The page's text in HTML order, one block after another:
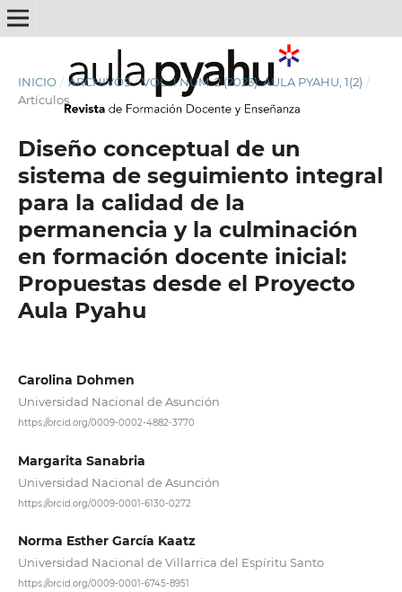
INICIO / ARCHIVOS / VOL. 1 NÚM. 2 (2023): AULA PYAHU, 1(2) /
Artículos
Diseño conceptual de un
sistema de seguimiento integral
para la calidad de la
permanencia y la culminación
en formación docente inicial:
Propuestas desde el Proyecto
Aula Pyahu
Carolina Dohmen
Universidad Nacional de Asunción
https://orcid.org/0009-0002-4882-3770
Margarita Sanabria
Universidad Nacional de Asunción
https://orcid.org/0009-0001-6130-0272
Norma Esther García Kaatz
Universidad Nacional de Villarrica del Espíritu Santo
https://orcid.org/0009-0001-6745-8951